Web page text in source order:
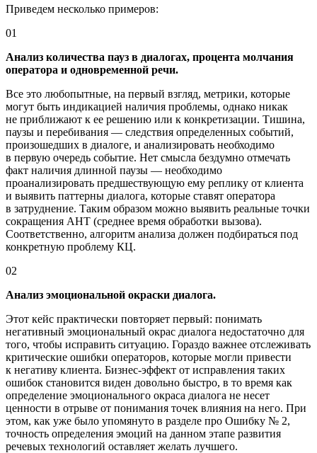
Приведем несколько примеров:
01
Анализ количества пауз в диалогах, процента молчания
оператора и одновременной речи.
Все это любопытные, на первый взгляд, метрики, которые
могут быть индикацией наличия проблемы, однако никак
не приближают к ее решению или к конкретизации. Тишина,
паузы и перебивания — следствия определенных событий,
произошедших в диалоге, и анализировать необходимо
в первую очередь событие. Нет смысла бездумно отмечать
факт наличия длинной паузы — необходимо
проанализировать предшествующую ему реплику от клиента
и выявить паттерны диалога, которые ставят оператора
в затруднение. Таким образом можно выявить реальные точки
сокращения AHT (среднее время обработки вызова).
Соответственно, алгоритм анализа должен подбираться под
конкретную проблему КЦ.
02
Анализ эмоциональной окраски диалога.
Этот кейс практически повторяет первый: понимать
негативный эмоциональный окрас диалога недостаточно для
того, чтобы исправить ситуацию. Гораздо важнее отслеживать
критические ошибки операторов, которые могли привести
к негативу клиента. Бизнес-эффект от исправления таких
ошибок становится виден довольно быстро, в то время как
определение эмоционального окраса диалога не несет
ценности в отрыве от понимания точек влияния на него. При
этом, как уже было упомянуто в разделе про Ошибку № 2,
точность определения эмоций на данном этапе развития
речевых технологий оставляет желать лучшего.